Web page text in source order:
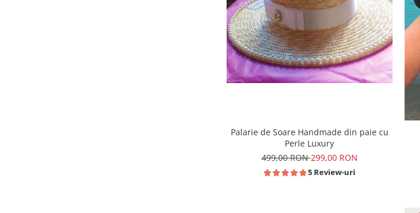
Palarie de Soare Handmade din paie cu
Perle Luxury
499,00 RON299,00 RON
5 Review-uri